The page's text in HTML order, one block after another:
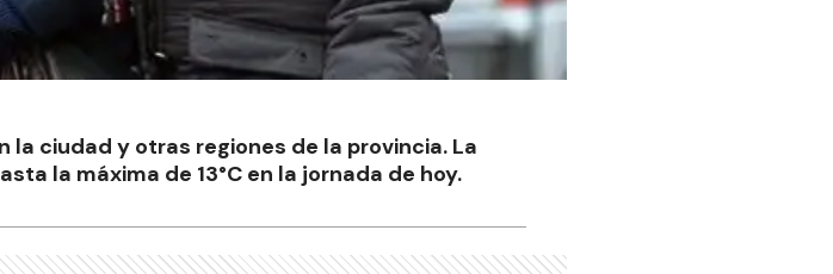
la ciudad y otras regiones de la provincia. La
la máxima de 13°C en la jornada de hoy.